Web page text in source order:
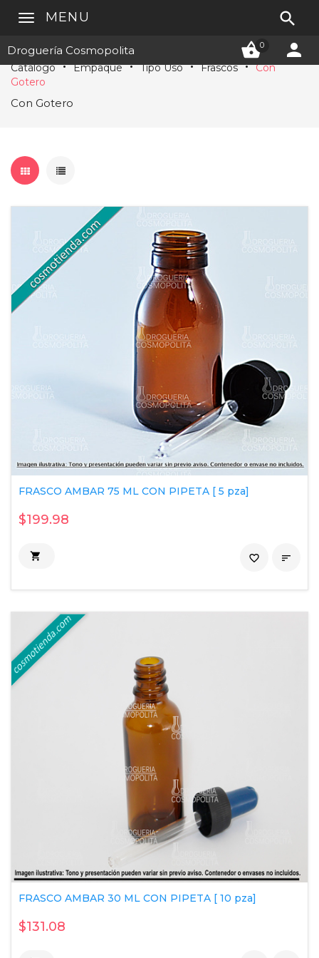
Droguería Cosmopolita 0 
MENU 
Catálogo Empaque Tipo Uso Frascos
Con
Gotero
Con Gotero
FRASCO AMBAR 75 ML CON PIPETA [ 5 pza]
$199.98
 
favorite_border
FRASCO AMBAR 30 ML CON PIPETA [ 10 pza]
$131.08